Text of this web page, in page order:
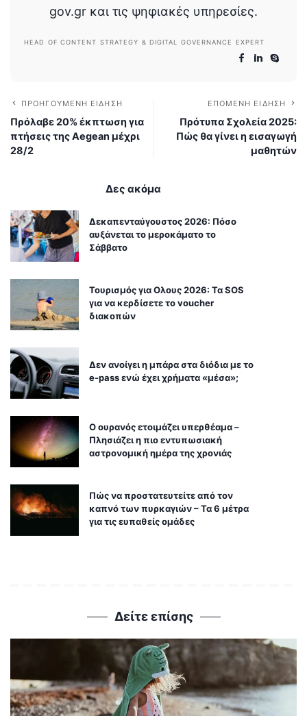
gov.gr και τις ψηφιακές υπηρεσίες.
HEAD OF CONTENT STRATEGY & DIGITAL GOVERNANCE EXPERT
ΠΡΟΗΓΟΎΜΕΝΗ ΕΊΔΗΣΗ
Πρόλαβε 20% έκπτωση για
πτήσεις της Aegean μέχρι
28/2
ΕΠΌΜΕΝΗ ΕΊΔΗΣΗ
Πρότυπα Σχολεία 2025:
Πώς θα γίνει η εισαγωγή
μαθητών
Δες ακόμα
Δεκαπενταύγουστος 2026: Πόσο
αυξάνεται το μεροκάματο το
Σάββατο
Τουρισμός για Ολους 2026: Τα SOS
για να κερδίσετε το voucher
διακοπών
Δεν ανοίγει η μπάρα στα διόδια με το
e-pass ενώ έχει χρήματα «μέσα»;
Ο ουρανός ετοιμάζει υπερθέαμα –
Πλησιάζει η πιο εντυπωσιακή
αστρονομική ημέρα της χρονιάς
Πώς να προστατευτείτε από τον
καπνό των πυρκαγιών – Τα 6 μέτρα
για τις ευπαθείς ομάδες
Δείτε επίσης